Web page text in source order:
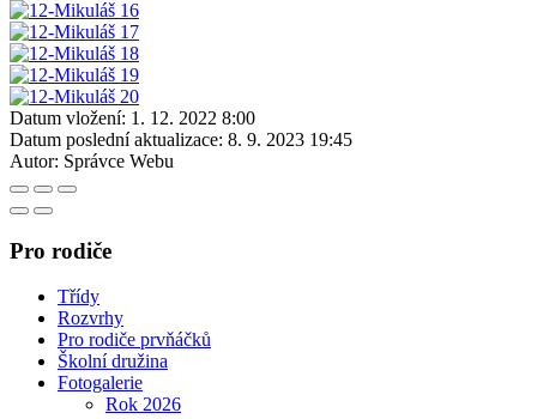
Datum vložení: 1. 12. 2022 8:00
Datum poslední aktualizace: 8. 9. 2023 19:45
Autor: Správce Webu
Pro rodiče
Třídy
Rozvrhy
Pro rodiče prvňáčků
Školní družina
Fotogalerie
Rok 2026